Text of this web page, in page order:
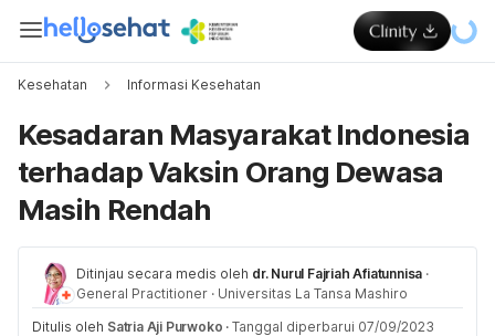
Kesehatan Informasi Kesehatan
Kesadaran Masyarakat Indonesia
terhadap Vaksin Orang Dewasa
Masih Rendah
Ditinjau secara medis oleh dr. Nurul Fajriah Afiatunnisa ·
General Practitioner · Universitas La Tansa Mashiro
Ditulis oleh Satria Aji Purwoko · Tanggal diperbarui 07/09/2023